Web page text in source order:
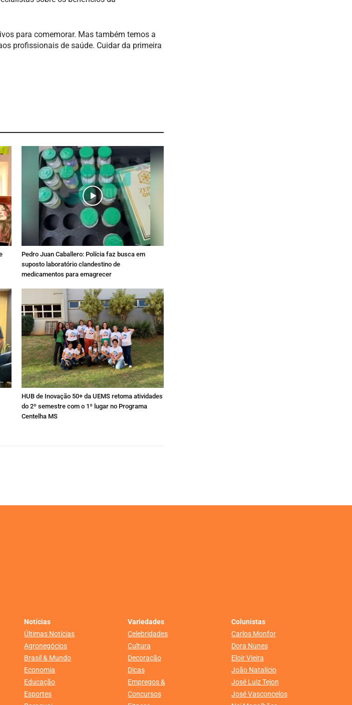
para comemorar. Mas também temos a
profissionais de saúde. Cuidar da primeira
Pedro Juan Caballero: Polícia faz busca em
suposto laboratório clandestino de
medicamentos para emagrecer
HUB de Inovação 50+ da UEMS retoma atividades
do 2º semestre com o 1º lugar no Programa
Centelha MS
Notícias
Últimas Notícias
Agronegócios
Brasil & Mundo
Economia
Educação
Esportes
Variedades
Celebridades
Cultura
Decoração
Dicas
Empregos &
Concursos
Colunistas
Carlos Monfor
Dora Nunes
Eloir Vieira
João Natalício
José Luiz Tejon
José Vasconcelos